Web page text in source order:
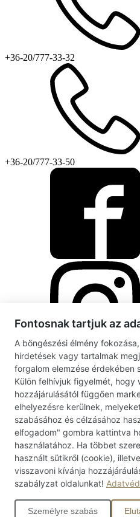
+36-20/777-33-32
+36-20/777-33-50
Fontosnak tartjuk az
A böngészési élmény
hirdetések vagy tartalmak
forgalom elemzése érdekében
Külön felhívjuk figyelmét, hogy
hozzájárulásától függően
elhelyezésre kerülnek,
szabásához és célzásához
elfogadom" gombra kattintva
használatához. Ha többet
használt sütikről (cookie),
visszavoni kívánja
szabályzat oldalunkat!
Személyre szabás